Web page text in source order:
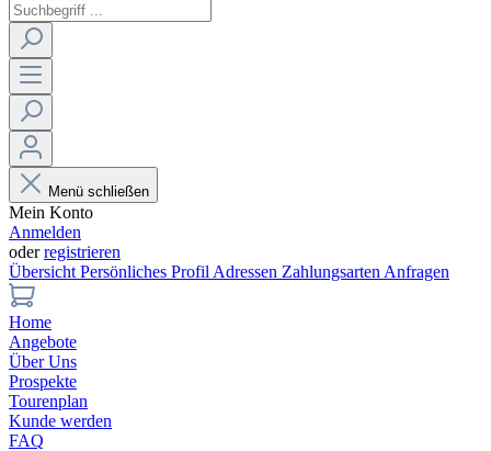
Menü schließen
Mein Konto
Anmelden
oderregistrieren
Übersicht Persönliches Profil Adressen Zahlungsarten Anfragen
Home
Angebote
Über Uns
Prospekte
Tourenplan
Kunde werden
FAQ